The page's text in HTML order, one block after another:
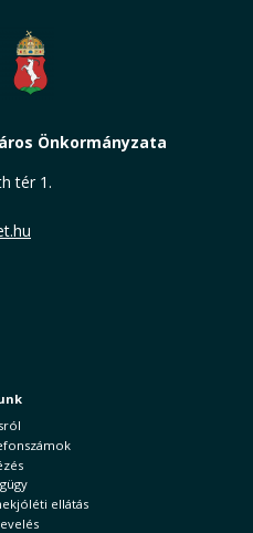
Önkormányzata
tér 1.
ellátás